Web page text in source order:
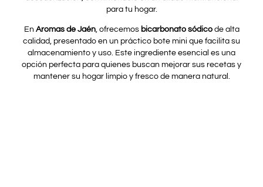
para tu hogar.
En Aromas de Jaén, ofrecemos bicarbonato sódicode alta
calidad, presentado en un práctico bote mini que facilita su
almacenamiento y uso. Este ingrediente esencial es una
opción perfecta para quienes buscan mejorar sus recetas y
mantener su hogar limpio y fresco de manera natural.